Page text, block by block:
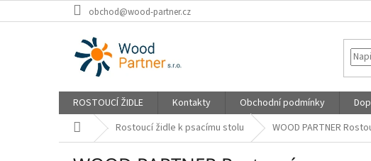
na
obchod@wood-partner.cz
ROSTOUCÍ ŽIDLE Kontakty Obchodní podmínky
Domů Rostoucí židle k psacímu stolu WOOD PARTNER